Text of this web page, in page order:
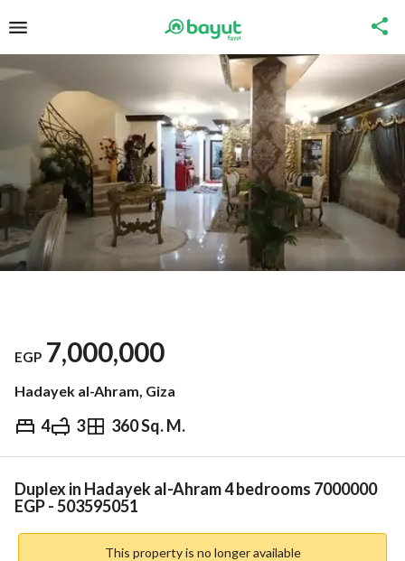
EGP 7,000,000
Hadayek al-Ahram, Giza
4 3 360 Sq. M.
EGP 7,000,000
Overview Trends & Indices Mortgage
Duplex in Hadayek al-Ahram 4 bedrooms 7000000
EGP - 503595051
This property is no longer available